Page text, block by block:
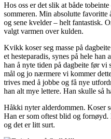
Hos oss er det slik at både
sommeren. Min absolutte favoritte
og sene kvelder – helt fantastisk.
valgt varmen over kulden.
Kvikk koser seg masse på
et hesteparadis, synes på hele
han å nyte tiden på dagbeite før vi
mål og jo nærmere vi kommer
trives med å jobbe og få nye
han alt mye lettere. Han skulle så
Håkki nyter alderdommen. Koser
Han er som oftest blid og
og det er litt surt.